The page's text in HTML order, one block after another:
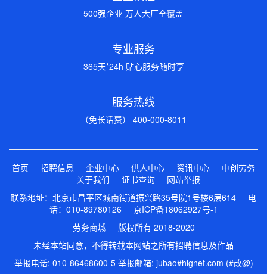
500强企业 万人大厂全覆盖
专业服务
365天*24h 贴心服务随时享
服务热线
（免长话费） 400-000-8011
首页 招聘信息 企业中心 供人中心 资讯中心
中创劳务
关于我们
证书查询
网站举报
联系地址：北京市昌平区城南街道振兴路35号院1号楼6层614 电
话：010-89780126 京ICP备18062927号-1
劳务商城 版权所有 2018-2020
未经本站同意，不得转载本网站之所有招聘信息及作品
举报电话: 010-86468600-5 举报邮箱: jubao#hlgnet.com (#改@)